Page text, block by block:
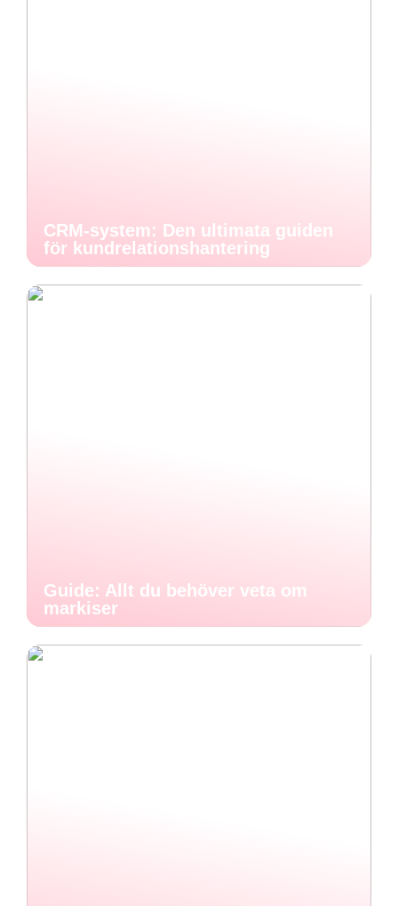
CRM-system: Den ultimata guiden
för kundrelationshantering
Guide: Allt du behöver veta om
markiser